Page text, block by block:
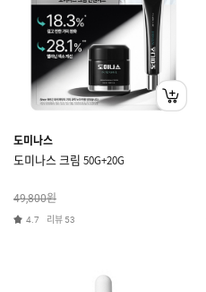
도미나스
도미나스 크림 50G+20G
49,800원
4.7 리뷰 53